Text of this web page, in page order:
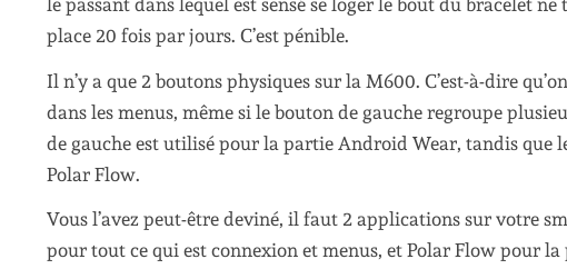
le passant dans lequel est sensé se loger le bout du bracelet
place 20 fois par jours. C’est pénible.
Il n’y a que 2 boutons physiques sur la M600. C’est-à-dire
dans les menus, même si le bouton de gauche regroupe
de gauche est utilisé pour la partie Android Wear, tandis que
Polar Flow.
Vous l’avez peut-être deviné, il faut 2 applications sur votre
pour tout ce qui est connexion et menus, et Polar Flow pour